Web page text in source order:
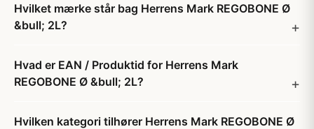
Hvilket mærke står bag Herrens Mark REGOBONE Ø
&bull; 2L?
Hvad er EAN / Produktid for Herrens Mark
REGOBONE Ø &bull; 2L?
Hvilken kategori tilhører Herrens Mark REGOBONE Ø